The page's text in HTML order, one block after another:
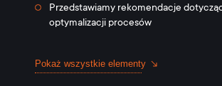
Przedstawiamy rekomendacje
optymalizacji procesów
Pokaż wszystkie elementy